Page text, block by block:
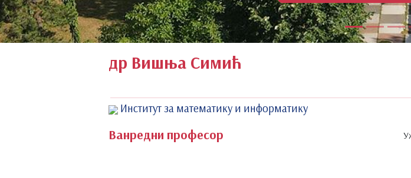
др Вишња Симић
Институт за математику и информатику
Ванредни професор